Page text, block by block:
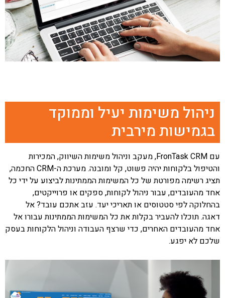
ניהול משימות יעיל וממוקד
בגמישות מירבית
עם FronTask CRM, מעקב וניהול משימות השיווק, המכירות
והטיפול בלקוחות יהיה פשוט, קל ומובנה. מערכת ה-CRM החכמה,
תציג רשימה מפורטת של כל המשימות הממתינות לביצוע על ידי כל
אחד מהעובדים, עבור ניהול לקוחות, ספקים או פרוייקטים,
בהחלוקה לפי סטטוסים או תאריכי יעד. עזב אתכם עובד? אל
דאגה. תוכלו להעביר בקלות את כל המשימות הממתינות עבורו אל
אחד מהעובדים האחרים, כדי שרצף העבודה וניהול הלקוחות בעסק
שלכם לא יפגע.